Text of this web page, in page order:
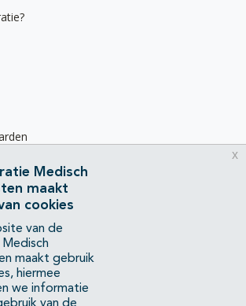
Medisch
maakt
cookies
van de
maakt gebruik
hiermee
we informatie
x